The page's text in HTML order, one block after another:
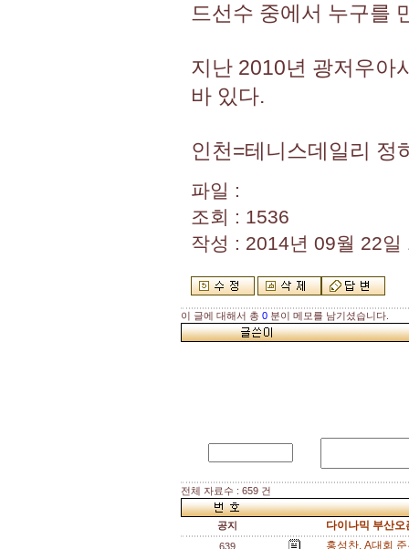
드선수 중에서 누구를
지난 2010년 광저우아
바 있다.
인천=테니스데일리 정
파일 :
조회 : 1536
작성 : 2014년 09월 22일
이 글에 대해서 총 0 분이 메모를 남기셨습니다.
전체 자료수 : 659 건
공지 다이나믹 부산
639 홍성찬, A대회